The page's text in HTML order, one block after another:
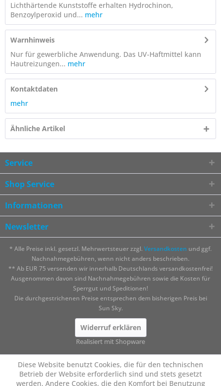
Lichthärtende Kunststoffe erhalten Hydrochinon,
Benzoylperoxid und... mehr
Warnhinweis
Nur für gewerbliche Anwendung. Das UV-Haftmittel kann
Hautreizungen... mehr
Kontaktdaten
mehr
Ähnliche Artikel
Service
Shop Service
Informationen
Newsletter
* Alle Preise inkl. gesetzl. Mehrwertsteuer zzgl. Versandkosten und ggf.
Nachnahmegebühren, wenn nicht anders beschrieben.
** Ab EUR 75 versenden wir innerhalb Deutschlands versandkostenfrei!
Ausgenommen davon sind Nachnahmegebühren sowie die Kosten für
Sperrgut und Speditionen!
Die durchgestrichenen Preise entsprechen dem bisherigen Preis bei
Sun Sky.
Widerruf erklären
Realisiert mit Shopware
Diese Website benutzt Cookies, die für den technischen
Betrieb der Website erforderlich sind und stets gesetzt
werden. Andere Cookies, die den Komfort bei Benutzung